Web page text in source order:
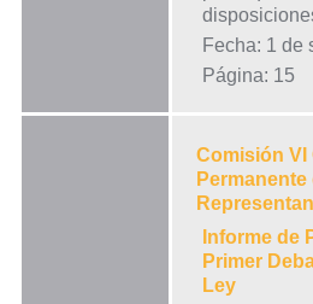
Fecha: 1 de
Página: 15
Comisión VI
Permanente
Informe de
Primer
Ley